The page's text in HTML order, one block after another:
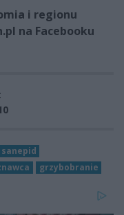
i regionu
na Facebooku
sanepid
grzybobranie